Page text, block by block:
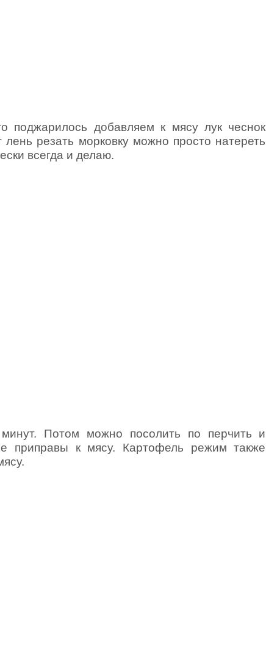
поджарилось добавляем к мясу лук чеснок
резать морковку можно просто натереть
всегда и делаю.
Потом можно посолить по перчить и
приправы к мясу. Картофель режим также